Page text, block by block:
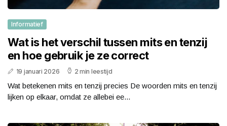
Informatief
Wat is het verschil tussen mits en tenzij
en hoe gebruik je ze correct
19 januari 2026 2 min leestijd
Wat betekenen mits en tenzij precies De woorden mits en tenzij
lijken op elkaar, omdat ze allebei ee...